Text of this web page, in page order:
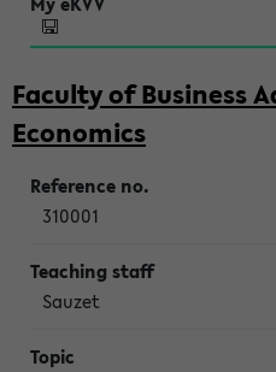
Faculty of Business
Economics
310001
Sauzet